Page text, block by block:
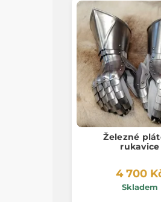
Železné
rukavice
4 700
Skladem